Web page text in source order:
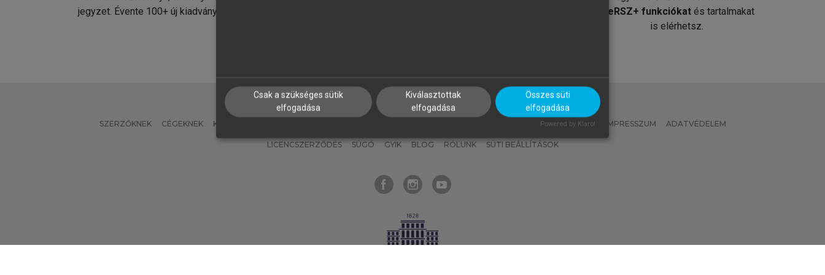
jegyzet. Évente 100+ új kiadvány.
MeRSZ+ funkciókat és tartalmakat
is elérhetsz.
SZERZŐKNEK CÉGEKNEK KÖNYVTÁROSOKNAK MI – ÁLTALÁNOS IRÁNYELVEK IMPRESSZUM ADATVÉDELEM
LICENCSZERZŐDÉS SÚGÓ GYIK BLOG RÓLUNK SÜTI BEÁLLÍTÁSOK
Csak a szükséges sütik
elfogadása
Kiválasztottak
elfogadása
Összes süti
elfogadása
Powered by Klaro!